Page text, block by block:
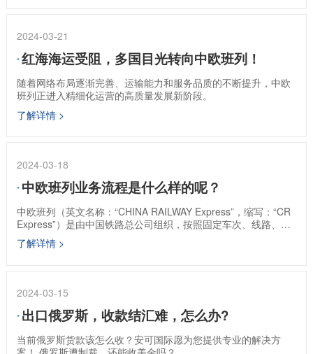
2024-03-21
红海海运受阻，多国目光转向中欧班列！
随着网络布局逐渐完善、运输能力和服务品质的不断提升，中欧
班列正进入精细化运营的高质量发展新阶段。
了解详情 >
2024-03-18
中欧班列业务流程是什么样的呢？
中欧班列（英文名称：“CHINA RAILWAY Express”，缩写：“CR
Express”）是由中国铁路总公司组织，按照固定车次、线路、班
期和全程运行时刻开行，运行于中国与欧洲以及“一带一路”共建
国家间的集装箱等铁路国际联运列车。这些班列在中国与欧洲及
了解详情 >
2024-03-15
出口俄罗斯，收款结汇难，怎么办?
当前俄罗斯货款该怎么收？安可国际愿为您提供专业的解决方